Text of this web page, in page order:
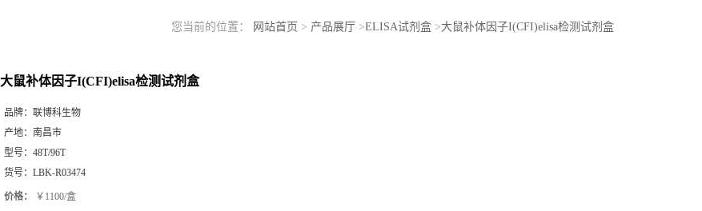
您当前的位置： 网站首页 > 产品展厅 >ELISA试剂盒>大鼠补体因子I(CFI)elisa检测试剂盒
大鼠补体因子I(CFI)elisa检测试剂盒
品牌： 联博科生物
产地： 南昌市
型号： 48T/96T
货号： LBK-R03474
价格： ￥1100/盒